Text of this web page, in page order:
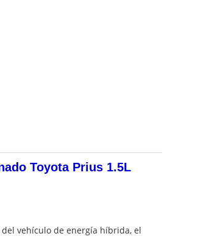
Toyota Prius 1.5L
vehículo de energía híbrida, el